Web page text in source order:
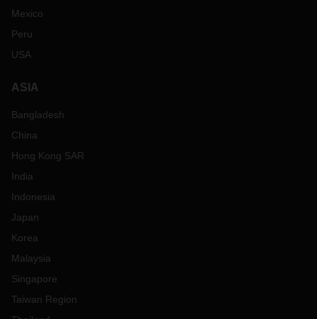
Mexico
Peru
USA
ASIA
Bangladesh
China
Hong Kong SAR
India
Indonesia
Japan
Korea
Malaysia
Singapore
Taiwan Region